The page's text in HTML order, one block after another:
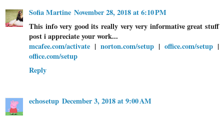
Sofia Martine November 28, 2018 at 6:10 PM
This info very good its really very very informative great stuff
post i appreciate your work...
mcafee.com/activate | norton.com/setup | office.com/setup |
office.com/setup
Reply
echosetup December 3, 2018 at 9:00 AM